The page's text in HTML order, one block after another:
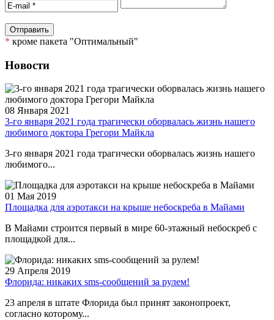
* кроме пакета "Оптимальный"
Новости
08 Января 2021
3-го января 2021 года трагически оборвалась жизнь нашего
любимого доктора Грегори Майкла
3-го января 2021 года трагически оборвалась жизнь нашего
любимого...
01 Мая 2019
Площадка для аэротакси на крыше небоскреба в Майами
В Майами строится первый в мире 60-этажный небоскреб с
площадкой для...
29 Апреля 2019
Флорида: никаких sms-сообщений за рулем!
23 апреля в штате Флорида был принят законопроект,
согласно которому...